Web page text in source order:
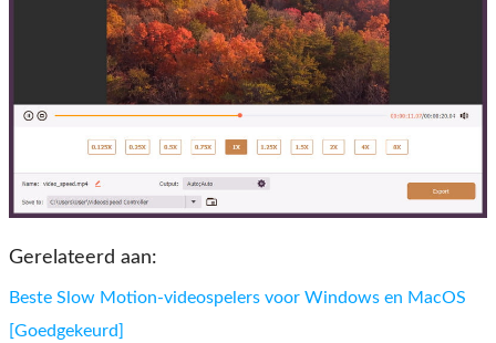
Gerelateerd aan:
Beste Slow Motion-videospelers voor Windows en MacOS
[Goedgekeurd]